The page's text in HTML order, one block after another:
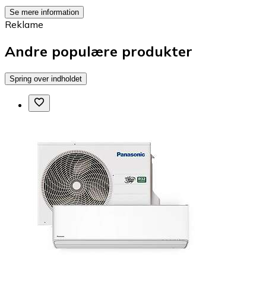
Se mere information
Reklame
Andre populære produkter
Spring over indholdet